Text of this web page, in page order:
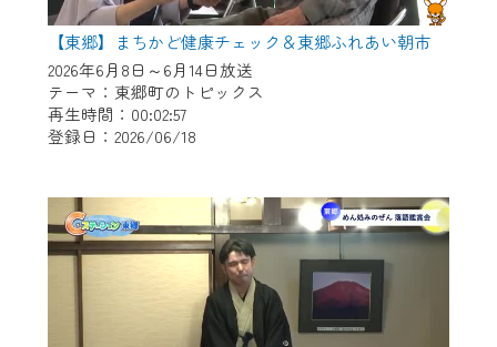
【東郷】まちかど健康チェック＆東郷ふれあい朝市
2026年6月8日～6月14日放送
テーマ：東郷町のトピックス
再生時間：00:02:57
登録日：2026/06/18
＜メンテナンス情報＞
CCNetWebTVのリニューアルにともないメ
ンテナンス作業を予定しています。
作業の間は、CCNetWebTVの画面が「メン
テナンス中」になり、ご利用いただけませ
ん。
ご不便をおかけいたしますが、ご了承の程
よろしくお願いいたします。